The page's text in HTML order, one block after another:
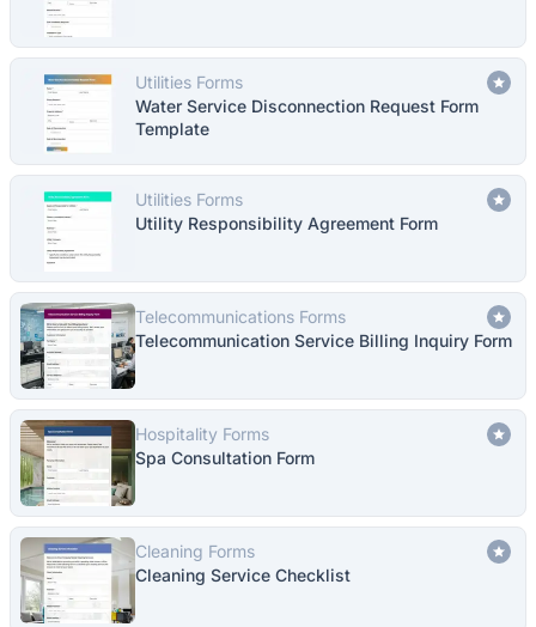
Utilities Forms
Water Service Disconnection Request Form
Template
Utilities Forms
Utility Responsibility Agreement Form
Telecommunications Forms
Telecommunication Service Billing Inquiry Form
Hospitality Forms
Spa Consultation Form
Cleaning Forms
Cleaning Service Checklist